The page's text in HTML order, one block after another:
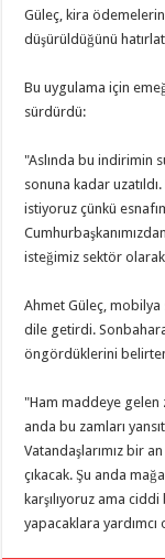
Güleç, kira
düşürüldüğünü
Bu uygulama için
sürdürdü:
"Aslında bu indirimin
sonuna kadar
istiyoruz çünkü
isteğimiz sektör
Ahmet Güleç, mobilya
dile getirdi.
öngördüklerini
"Ham maddeye gelen
anda bu zamları
Vatandaşlarımız bir
çıkacak. Şu anda
karşılıyoruz ama
yapacaklara